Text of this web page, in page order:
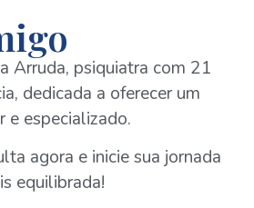
Arruda, psiquiatra com 21
dedicada a oferecer um
e especializado.
agora e inicie sua jornada
equilibrada!